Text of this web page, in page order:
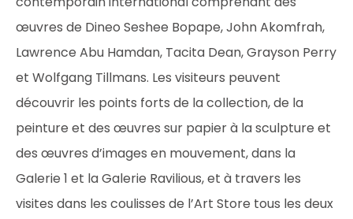
œuvres de Dineo Seshee Bopape, John Akomfrah,
Lawrence Abu Hamdan, Tacita Dean, Grayson Perry
et Wolfgang Tillmans. Les visiteurs peuvent
découvrir les points forts de la collection, de la
peinture et des œuvres sur papier à la sculpture et
des œuvres d’images en mouvement, dans la
Galerie 1 et la Galerie Ravilious, et à travers les
visites dans les coulisses de l’Art Store tous les deux